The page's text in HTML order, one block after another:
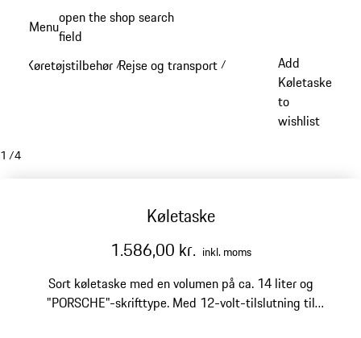
Menuopen the shop search
field
Køretøjstilbehør /Rejse og transport /
Add
Køletaske
to
wishlist
1 /4
Køletaske
1.586,00 kr. inkl. moms
Sort køletaske med en volumen på ca. 14 liter og
"PORSCHE"-skrifttype. Med 12-volt-tilslutning til